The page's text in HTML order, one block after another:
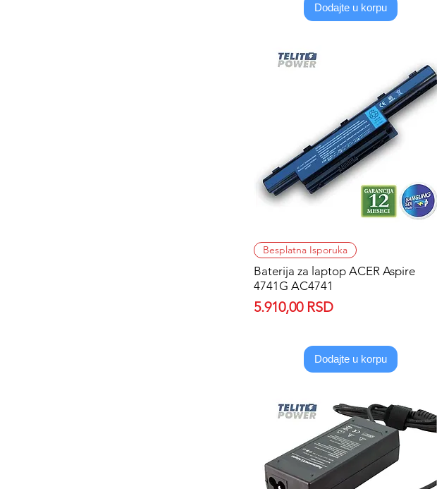
Dodajte u korpu
Quick View
Besplatna Isporuka
Baterija za laptop ACER Aspire
4741G AC4741
Price
5.910,00 RSD
Dodajte u korpu